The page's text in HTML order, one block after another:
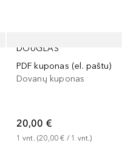
DOUGLAS
PDF kuponas (el. paštu)
Dovanų kuponas
20,00 €
1 vnt. (20,00 € / 1 vnt.)